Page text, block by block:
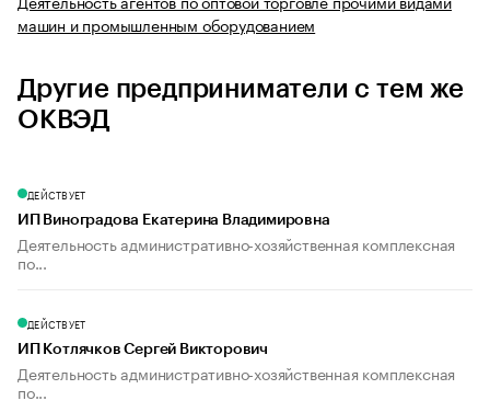
машин и промышленным оборудованием
Другие предприниматели с тем же
ОКВЭД
ДЕЙСТВУЕТ
ИП Виноградова Екатерина Владимировна
Деятельность административно-хозяйственная комплексная
по...
ДЕЙСТВУЕТ
ИП Котлячков Сергей Викторович
Деятельность административно-хозяйственная комплексная
по...